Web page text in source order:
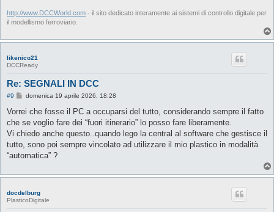
http://www.DCCWorld.com - il sito dedicato interamente ai sistemi di controllo digitale per
il modellismo ferroviario.
likenico21
DCCReady
Re: SEGNALI IN DCC
#9
M
s
a
g
i
o
domenica 19 aprile 2026, 18:28
Vorrei che fosse il PC a occuparsi del tutto, considerando sempre il fatto
che se voglio fare dei “fuori itinerario” lo posso fare liberamente.
Vi chiedo anche questo..quando lego la central al software che gestisce il
tutto, sono poi sempre vincolato ad utilizzare il mio plastico in modalità
“automatica” ?
docdelburg
PlasticoDigitale